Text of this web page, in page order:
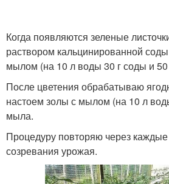
Когда появляются зеленые
раствором кальцинированной
мылом (на 10 л воды 30 г соды и
После цветения обрабатываю
настоем золы с мылом (на 10 л
мыла.
Процедуру повторяю через
созревания урожая.